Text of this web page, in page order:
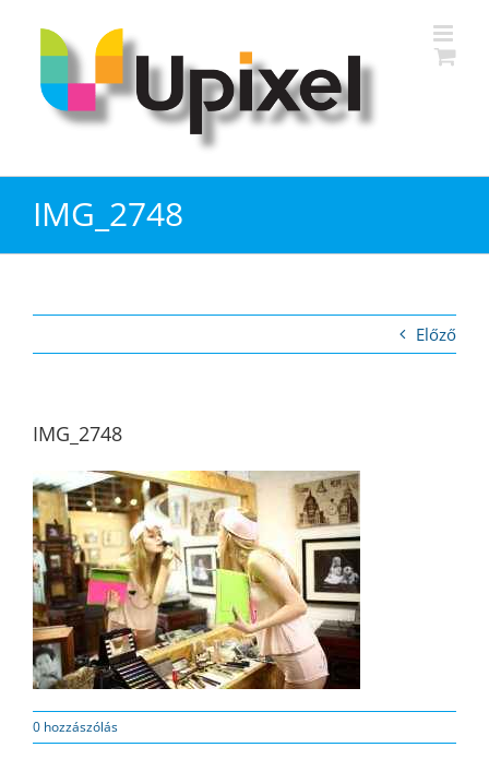
IMG_2748
Előző
IMG_2748
0 hozzászólás